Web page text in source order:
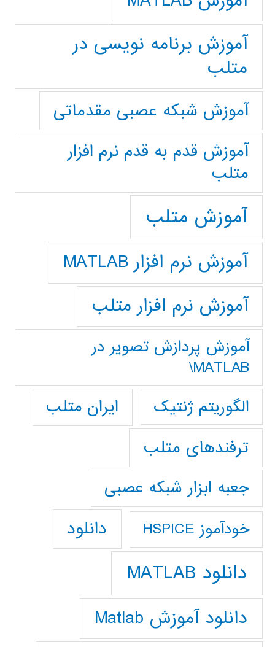
آموزش برنامه نویسی در
متلب
آموزش شبکه عصبی مقدماتی
آموزش قدم به قدم نرم افزار
متلب
آموزش متلب
آموزش نرم افزار MATLAB
آموزش نرم افزار متلب
آموزش پردازش تصوير در
MATLAB\
الگوریتم ژنتیک
ایران متلب
ترفندهای متلب
جعبه ابزار شبکه عصبی
خودآموز HSPICE دانلود
دانلود MATLAB
دانلود آموزش Matlab